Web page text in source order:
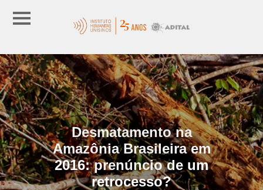
Desmatamento na
Amazônia Brasileira em
2016: prenúncio de um
retrocesso?